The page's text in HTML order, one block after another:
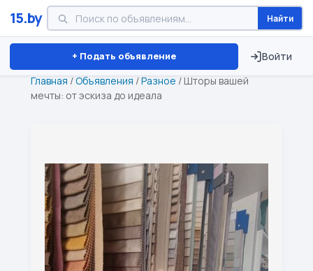
15.by Найти
+ Подать объявление Войти
Минск Витебск Брест ⏱ ТОЛЬКО 15 ДНЕЙ
Главная /Объявления /Разное / Шторы вашей
мечты: от эскиза до идеала